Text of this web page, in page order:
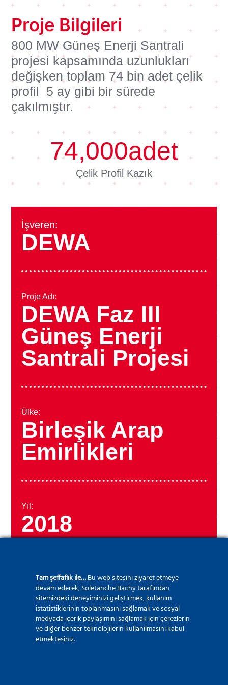
Proje Bilgileri
800 MW Güneş Enerji Santrali
projesi kapsamında uzunlukları
değişken toplam 74 bin adet çelik
profil 5 ay gibi bir sürede
çakılmıştır.
74,000adet
Çelik Profil Kazık
İşveren:
DEWA
Proje Adı:
DEWA Faz III
Güneş Enerji
Santrali Projesi
Ülke:
Birleşik Arap
Emirlikleri
Yıl:
2018
Tam şeffaflık ile…Bu web sitesini ziyaret etmeye
devam ederek, Soletanche Bachy tarafından
sitemizdeki deneyiminizi geliştirmek, kullanım
istatistiklerinin toplanmasını sağlamak ve sosyal
medyada içerik paylaşımını sağlamak için çerezlerin
ve diğer benzer teknolojilerin kullanılmasını kabul
etmektesiniz.